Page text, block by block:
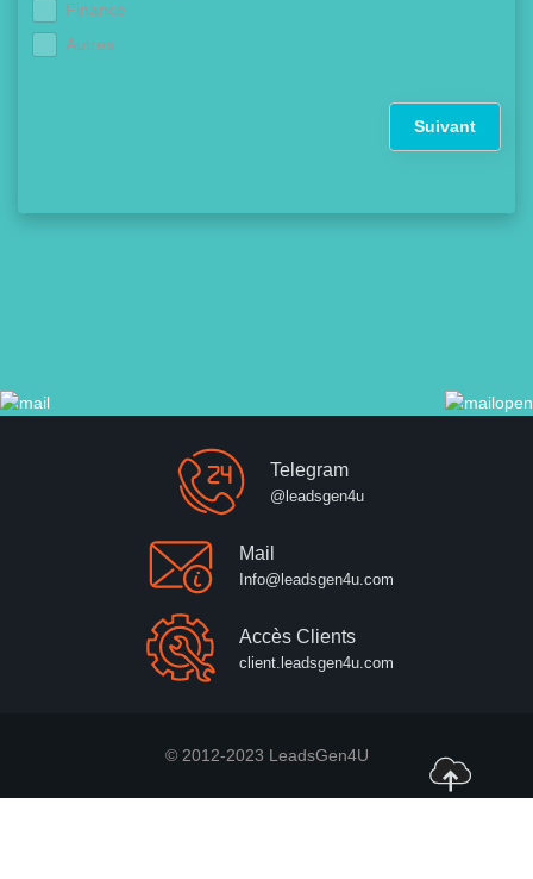
Finance
Autres
Suivant
Telegram
@leadsgen4u
Mail
Info@leadsgen4u.com
Accès Clients
client.leadsgen4u.com
© 2012-2023 LeadsGen4U